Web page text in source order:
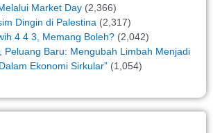
Market Day (2,366)
Dingin di Palestina (2,317)
4 4 3, Memang Boleh? (2,042)
Peluang Baru: Mengubah Limbah Menjadi
Ekonomi Sirkular” (1,054)